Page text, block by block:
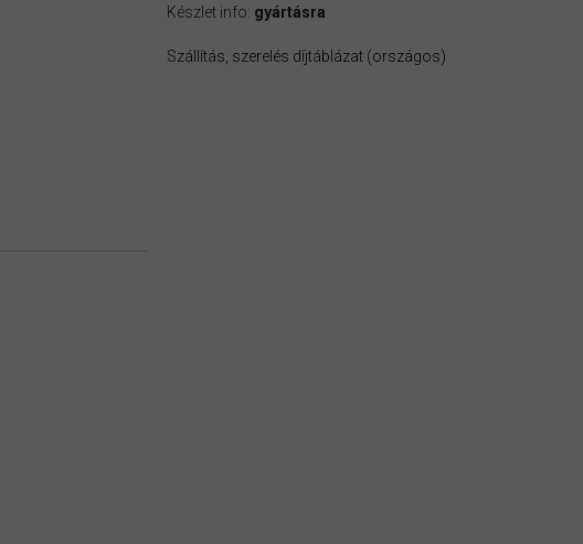
Készlet info: gyártásra
Szállítás, szerelés díjtáblázat (országos)